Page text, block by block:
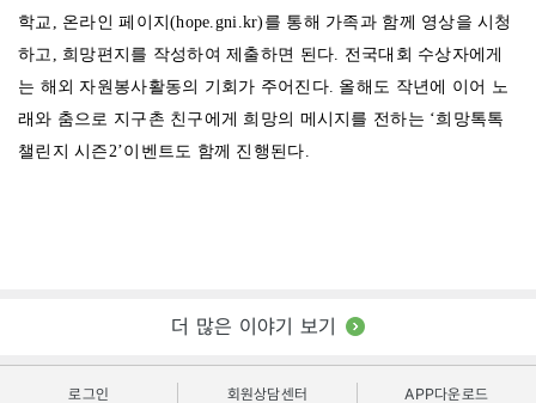
학교, 온라인 페이지(hope.gni.kr)를 통해 가족과 함께 영상을 시청
하고, 희망편지를 작성하여 제출하면 된다. 전국대회 수상자에게
는 해외 자원봉사활동의 기회가 주어진다. 올해도 작년에 이어 노
래와 춤으로 지구촌 친구에게 희망의 메시지를 전하는 ‘희망톡톡
챌린지 시즌2’이벤트도 함께 진행된다.
더 많은 이야기 보기
로그인 회원상담센터 APP다운로드